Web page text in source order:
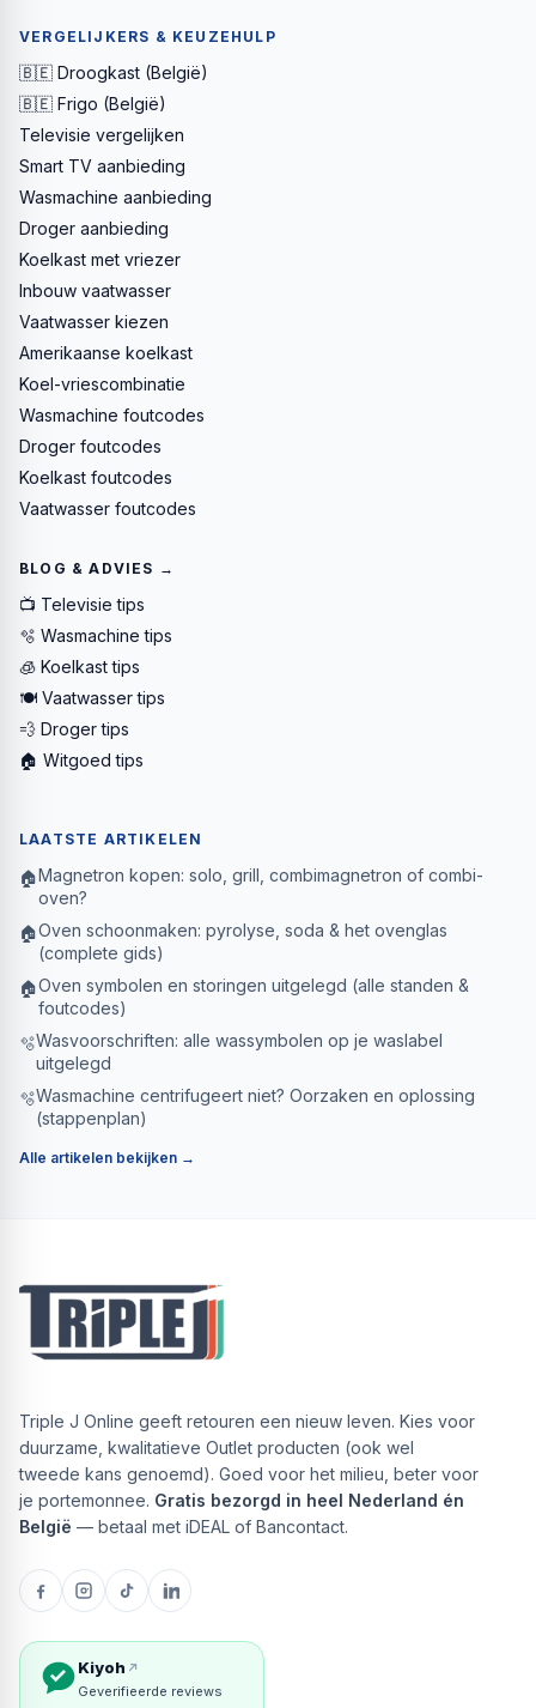
VERGELIJKERS & KEUZEHULP
🇧🇪 Droogkast (België)
🇧🇪 Frigo (België)
Televisie vergelijken
Smart TV aanbieding
Wasmachine aanbieding
Droger aanbieding
Koelkast met vriezer
Inbouw vaatwasser
Vaatwasser kiezen
Amerikaanse koelkast
Koel-vriescombinatie
Wasmachine foutcodes
Droger foutcodes
Koelkast foutcodes
Vaatwasser foutcodes
BLOG & ADVIES →
📺 Televisie tips
🫧 Wasmachine tips
🧊 Koelkast tips
🍽️ Vaatwasser tips
💨 Droger tips
🏠 Witgoed tips
LAATSTE ARTIKELEN
🏠Magnetron kopen: solo, grill, combimagnetron of combi-
oven?
🏠Oven schoonmaken: pyrolyse, soda & het ovenglas
(complete gids)
🏠Oven symbolen en storingen uitgelegd (alle standen &
foutcodes)
🫧Wasvoorschriften: alle wassymbolen op je waslabel
uitgelegd
🫧Wasmachine centrifugeert niet? Oorzaken en oplossing
(stappenplan)
Alle artikelen bekijken →
Triple J Online geeft retouren een nieuw leven. Kies voor
duurzame, kwalitatieve Outlet producten (ook wel
tweede kans genoemd). Goed voor het milieu, beter voor
je portemonnee. Gratis bezorgd in heel Nederland én
België — betaal met iDEAL of Bancontact.
Kiyoh
Geverifieerde reviews